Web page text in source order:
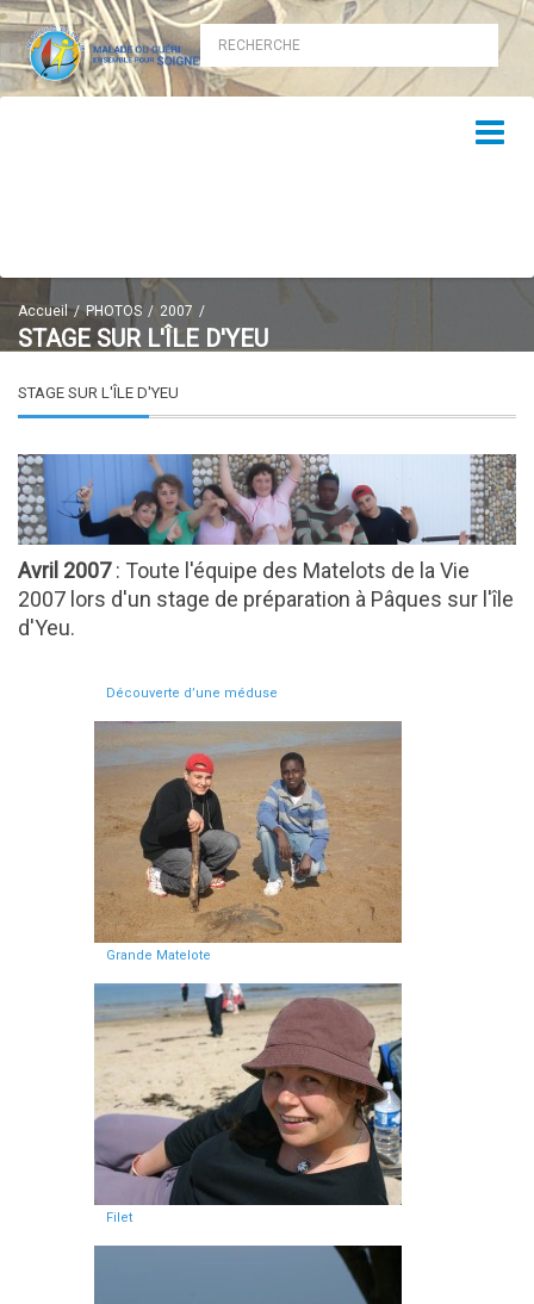
Accueil PHOTOS 2007
STAGE SUR L'ÎLE D'YEU
STAGE SUR L'ÎLE D'YEU
Avril 2007: Toute l'équipe des Matelots de la Vie
2007 lors d'un stage de préparation à Pâques sur l'île
d'Yeu.
Découverte d’une méduse
Grande Matelote
Filet